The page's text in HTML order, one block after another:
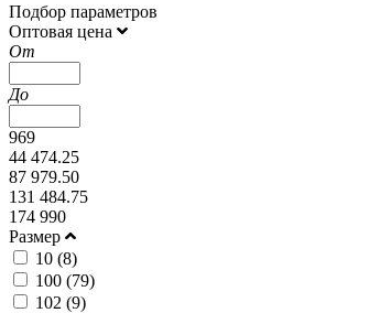
Подбор параметров
Оптовая цена
От
До
969
44 474.25
87 979.50
131 484.75
174 990
Размер
10 (8)
100 (79)
102 (9)